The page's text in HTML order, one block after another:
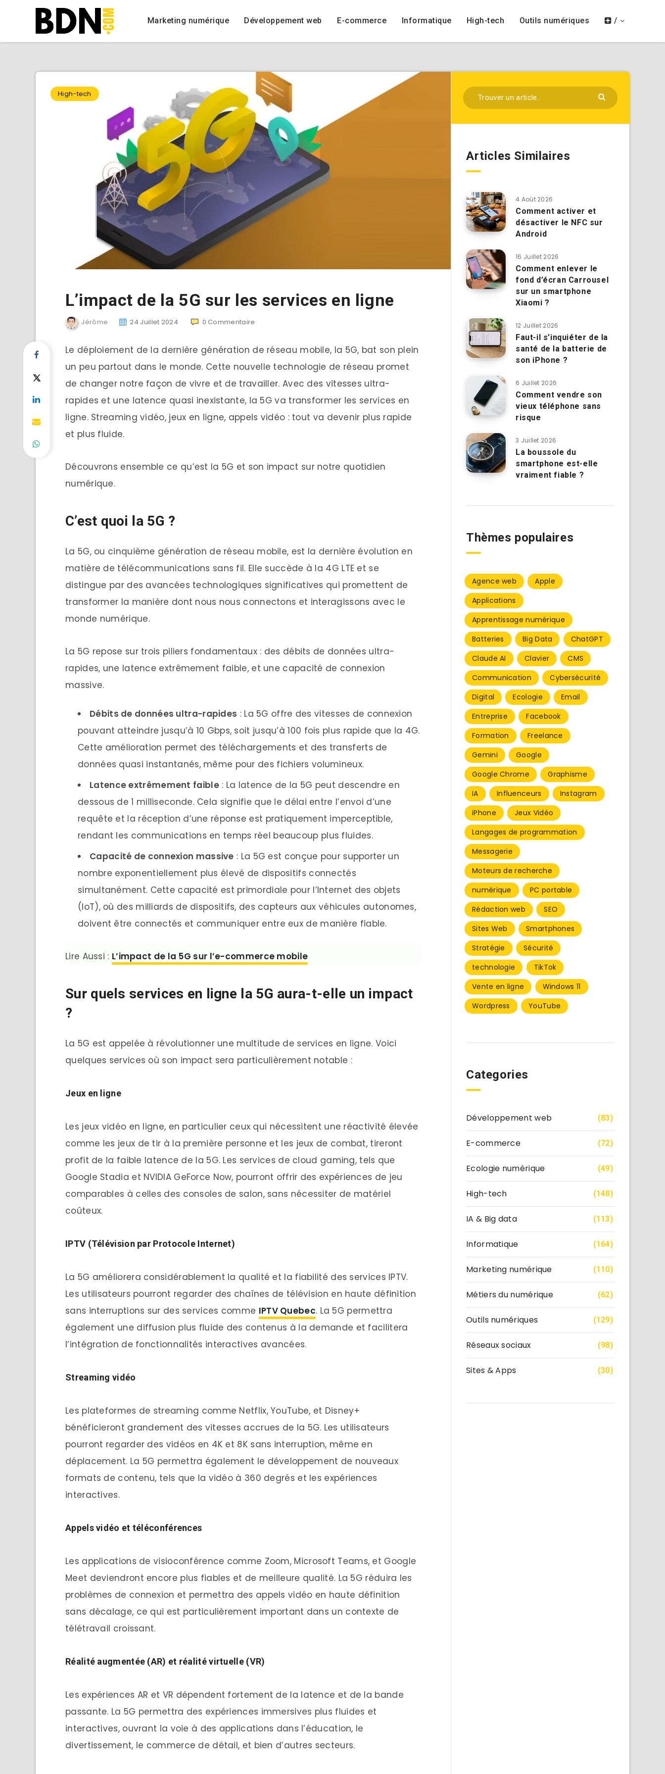
Marketing numérique Développement web E-commerce Informatique High-tech Outils numériques /
High-tech
L’impact de la 5G sur les services en ligne
Jérôme 24 Juillet 2024 0 Commentaire
Le déploiement de la dernière génération de réseau mobile, la 5G, bat son plein
un peu partout dans le monde. Cette nouvelle technologie de réseau promet
de changer notre façon de vivre et de travailler. Avec des vitesses ultra-
rapides et une latence quasi inexistante, la 5G va transformer les services en
ligne. Streaming vidéo, jeux en ligne, appels vidéo : tout va devenir plus rapide
et plus fluide.
Découvrons ensemble ce qu’est la 5G et son impact sur notre quotidien
numérique.
C’est quoi la 5G ?
La 5G, ou cinquième génération de réseau mobile, est la dernière évolution en
matière de télécommunications sans fil. Elle succède à la 4G LTE et se
distingue par des avancées technologiques significatives qui promettent de
transformer la manière dont nous nous connectons et interagissons avec le
monde numérique.
La 5G repose sur trois piliers fondamentaux : des débits de données ultra-
rapides, une latence extrêmement faible, et une capacité de connexion
massive.
Débits de données ultra-rapides : La 5G offre des vitesses de connexion
pouvant atteindre jusqu’à 10 Gbps, soit jusqu’à 100 fois plus rapide que la 4G.
Cette amélioration permet des téléchargements et des transferts de
données quasi instantanés, même pour des fichiers volumineux.
Latence extrêmement faible: La latence de la 5G peut descendre en
dessous de 1 milliseconde. Cela signifie que le délai entre l’envoi d’une
requête et la réception d’une réponse est pratiquement imperceptible,
rendant les communications en temps réel beaucoup plus fluides.
Capacité de connexion massive : La 5G est conçue pour supporter un
nombre exponentiellement plus élevé de dispositifs connectés
simultanément. Cette capacité est primordiale pour l’Internet des objets
(IoT), où des milliards de dispositifs, des capteurs aux véhicules autonomes,
doivent être connectés et communiquer entre eux de manière fiable.
Lire Aussi : L’impact de la 5G sur l’e-commerce mobile
Sur quels services en ligne la 5G aura-t-elle un impact
?
La 5G est appelée à révolutionner une multitude de services en ligne. Voici
quelques services où son impact sera particulièrement notable :
Jeux en igne
Les jeux vidéo en ligne, en particulier ceux qui nécessitent une réactivité élevée
comme les jeux de tir à la première personne et les jeux de combat, tireront
profit de la faible latence de la 5G. Les services de cloud gaming, tels que
Google Stadia et NVIDIA GeForce Now, pourront offrir des expériences de jeu
comparables à celles des consoles de salon, sans nécessiter de matériel
coûteux.
IPTV (Télévision par Protocole Internet)
La 5G améliorera considérablement la qualité et la fiabilité des services IPTV.
Les utilisateurs pourront regarder des chaînes de télévision en haute définition
sans interruptions sur des services comme IPTV Quebec. La 5G permettra
également une diffusion plus fluide des contenus à la demande et facilitera
l’intégration de fonctionnalités interactives avancées.
Streamingvidéo
Les plateformes de streaming comme Netflix, YouTube, et Disney+
bénéficieront grandement des vitesses accrues de la 5G. Les utilisateurs
pourront regarder des vidéos en 4K et 8K sans interruption, même en
déplacement. La 5G permettra également le développement de nouveaux
formats de contenu, tels que la vidéo à 360 degrés et les expériences
interactives.
Appelsvidéo et téléconférences
Les applications de visioconférence comme Zoom, Microsoft Teams, et Google
Meet deviendront encore plus fiables et de meilleure qualité. La 5G réduira les
problèmes de connexion et permettra des appels vidéo en haute définition
sans décalage, ce qui est particulièrement important dans un contexte de
télétravail croissant.
Réalité augmentée (AR) et réalitévirtuelle (VR)
Les expériences AR et VR dépendent fortement de la latence et de la bande
passante. La 5G permettra des expériences immersives plus fluides et
interactives, ouvrant la voie à des applications dans l’éducation, le
divertissement, le commerce de détail, et bien d’autres secteurs.
Articles Similaires
4 Août 2026
Comment activer et
désactiver le NFC sur
Android
16 Juillet 2026
Comment enlever le
fond d’écran Carrousel
sur un smartphone
Xiaomi ?
12 Juillet 2026
Faut-il s’inquiéter de la
santé de la batterie de
son iPhone ?
6 Juillet 2026
Comment vendre son
vieux téléphone sans
risque
3 Juillet 2026
La boussole du
smartphone est-elle
vraiment fiable ?
Thèmes populaires
Agence web
Apple
Applications
Apprentissage numérique
Batteries
Big Data
ChatGPT
Claude AI
Clavier
CMS
Communication
Cybersécurité
Digital
Ecologie
Email
Entreprise
Facebook
Formation
Freelance
Gemini
Google
Google Chrome
Graphisme
IA
Influenceurs
Instagram
iPhone
Jeux Vidéo
Langages de programmation
Messagerie
Moteurs de recherche
numérique
PC portable
Rédaction web
SEO
Sites Web
Smartphones
Stratégie
Sécurité
technologie
TikTok
Vente en ligne
Windows 11
Wordpress
YouTube
Categories
Développement web (83)
E-commerce (72)
Ecologie numérique (49)
High-tech (148)
IA & Big data (113)
Informatique (164)
Marketing numérique (110)
Métiers du numérique (62)
Outils numériques (129)
Réseaux sociaux (98)
Sites & Apps (30)